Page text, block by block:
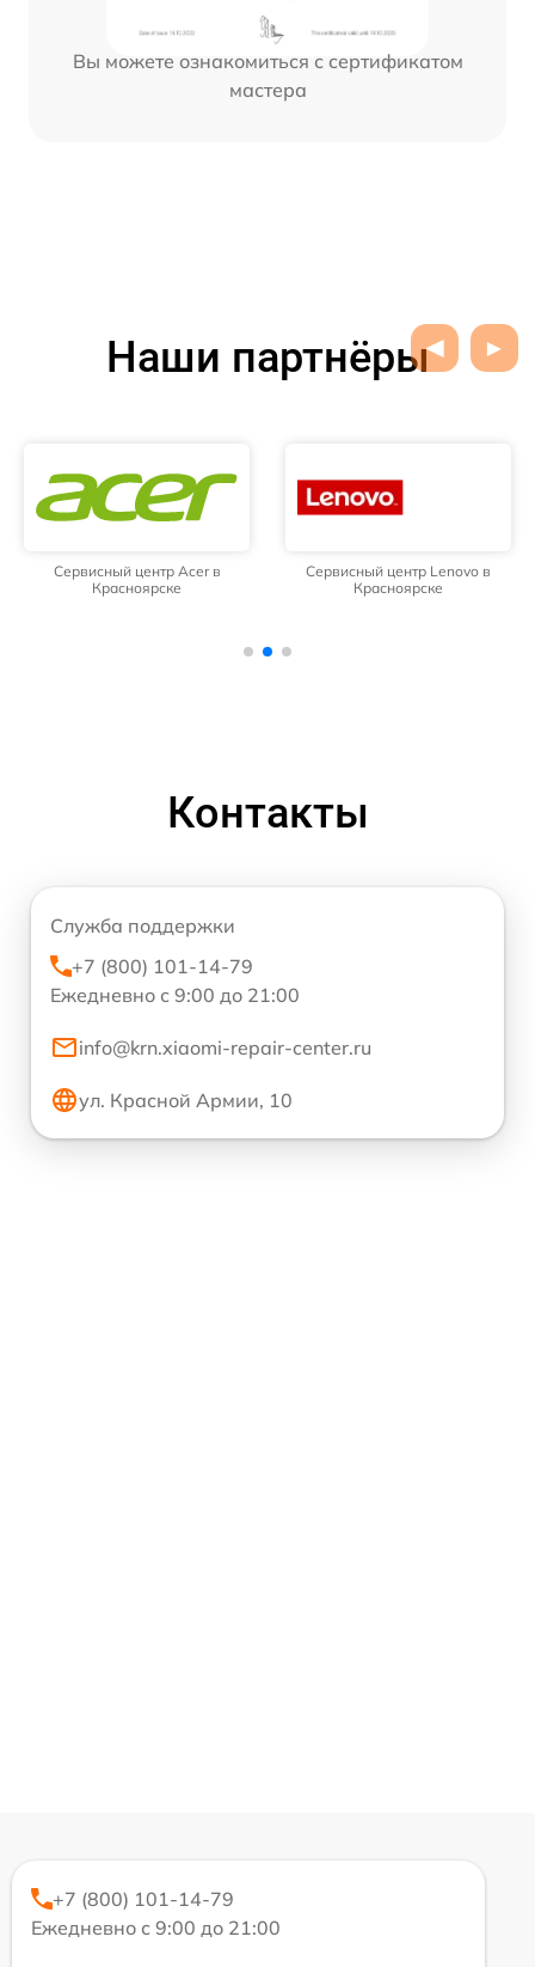
Вы можете ознакомиться с сертификатом
мастера
Наши партнёры
Сервисный центр Acer в
Красноярске
Сервисный центр Lenovo в
Красноярске
Контакты
Служба поддержки
+7 (800) 101-14-79
Ежедневно с 9:00 до 21:00
info@krn.xiaomi-repair-center.ru
ул. Красной Армии, 10
+7 (800) 101-14-79
Ежедневно с 9:00 до 21:00